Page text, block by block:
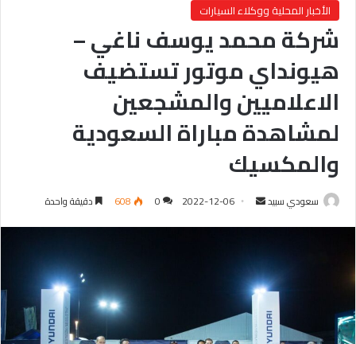
الأخبار المحلية ووكلاء السيارات
شركة محمد يوسف ناغي –
هيونداي موتور تستضيف
الاعلاميين والمشجعين
لمشاهدة مباراة السعودية
والمكسيك
سعودي سبيد
ل
ب
ر
2022-12-06
0
608 دقيقة واحدة